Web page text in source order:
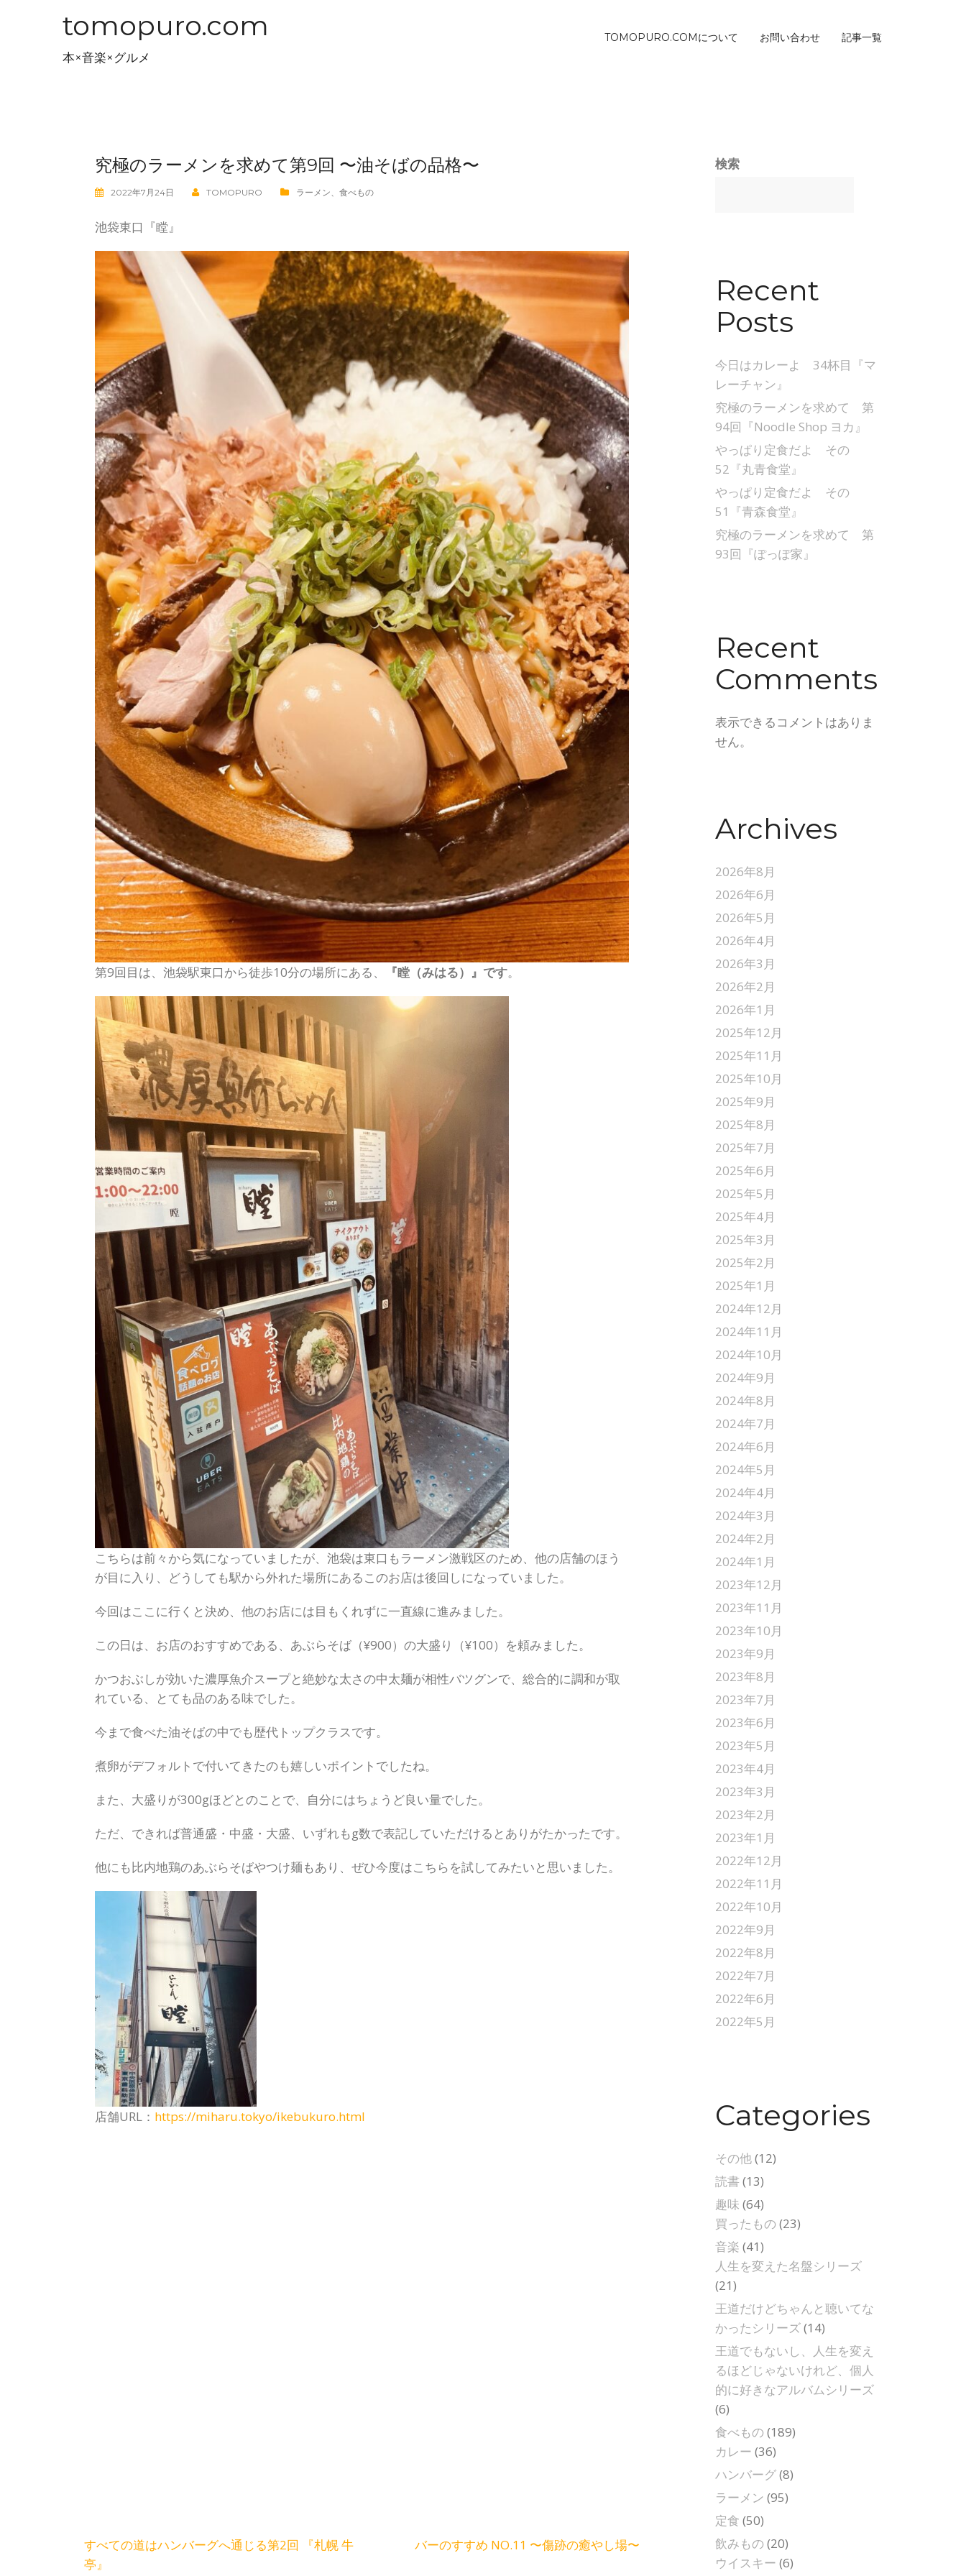
tomopuro.com
本×音楽×グルメ
TOMOPURO.COMについて お問い合わせ 記事一覧
究極のラーメンを求めて第9回 〜油そばの品格〜
2022年7月24日 TOMOPURO ラーメン、 食べもの
池袋東口『瞠』
第9回目は、池袋駅東口から徒歩10分の場所にある、 『瞠（みはる）』です。
こちらは前々から気になっていましたが、池袋は東口もラーメン激戦区のため、他の店舗のほう
が目に入り、どうしても駅から外れた場所にあるこのお店は後回しになっていました。
今回はここに行くと決め、他のお店には目もくれずに一直線に進みました。
この日は、お店のおすすめである、あぶらそば（¥900）の大盛り（¥100）を頼みました。
かつおぶしが効いた濃厚魚介スープと絶妙な太さの中太麺が相性バツグンで、総合的に調和が取
れている、とても品のある味でした。
今まで食べた油そばの中でも歴代トップクラスです。
煮卵がデフォルトで付いてきたのも嬉しいポイントでしたね。
また、大盛りが300gほどとのことで、自分にはちょうど良い量でした。
ただ、できれば普通盛・中盛・大盛、いずれもg数で表記していただけるとありがたかったです。
他にも比内地鶏のあぶらそばやつけ麺もあり、ぜひ今度はこちらを試してみたいと思いました。
店舗URL： https://miharu.tokyo/ikebukuro.html
投
すべての道はハンバーグへ通じる第2回 『札幌 牛
亭』
バーのすすめ NO.11 〜傷跡の癒やし場〜
検索
Recent
Posts
今日はカレーよ 34杯目『マ
レーチャン』
究極のラーメンを求めて 第
94回『Noodle Shop ヨカ』
やっぱり定食だよ その
52『丸青食堂』
やっぱり定食だよ その
51『青森食堂』
究極のラーメンを求めて 第
93回『ぽっぽ家』
Recent
Comments
表示できるコメントはありま
せん。
Archives
2026年8月
2026年6月
2026年5月
2026年4月
2026年3月
2026年2月
2026年1月
2025年12月
2025年11月
2025年10月
2025年9月
2025年8月
2025年7月
2025年6月
2025年5月
2025年4月
2025年3月
2025年2月
2025年1月
2024年12月
2024年11月
2024年10月
2024年9月
2024年8月
2024年7月
2024年6月
2024年5月
2024年4月
2024年3月
2024年2月
2024年1月
2023年12月
2023年11月
2023年10月
2023年9月
2023年8月
2023年7月
2023年6月
2023年5月
2023年4月
2023年3月
2023年2月
2023年1月
2022年12月
2022年11月
2022年10月
2022年9月
2022年8月
2022年7月
2022年6月
2022年5月
Categories
その他(12)
読書 (13)
趣味 (64)
買ったもの (23)
音楽 (41)
人生を変えた名盤シリーズ
(21)
王道だけどちゃんと聴いてな
かったシリーズ(14)
王道でもないし、人生を変え
るほどじゃないけれど、個人
的に好きなアルバムシリーズ
(6)
食べもの (189)
カレー (36)
ハンバーグ(8)
ラーメン (95)
定食 (50)
飲みもの (20)
ウイスキー (6)